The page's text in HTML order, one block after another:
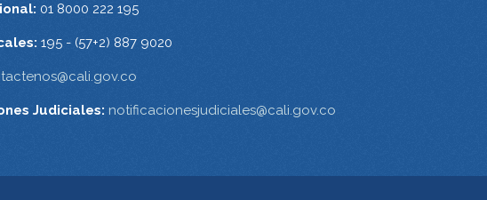
01 8000 222 195
195 - (57+2) 887 9020
Judiciales: notificacionesjudiciales@cali.gov.co